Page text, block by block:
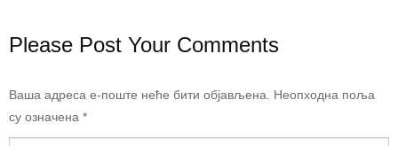
Please Post Your Comments
Ваша адреса е-поште неће бити објављена.
Неопходна поља
су означена *